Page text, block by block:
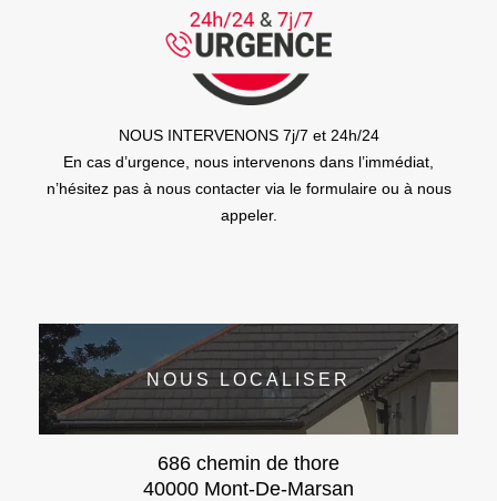
NOUS INTERVENONS 7j/7 et 24h/24
En cas d’urgence, nous intervenons dans l’immédiat,
n’hésitez pas à nous contacter via le formulaire ou à nous
appeler.
NOUS LOCALISER
686 chemin de thore
40000 Mont-De-Marsan